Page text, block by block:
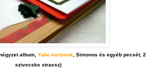
album, Yabo kartonok, Simonos és egyéb pecsét, 2
szivecske strassz)